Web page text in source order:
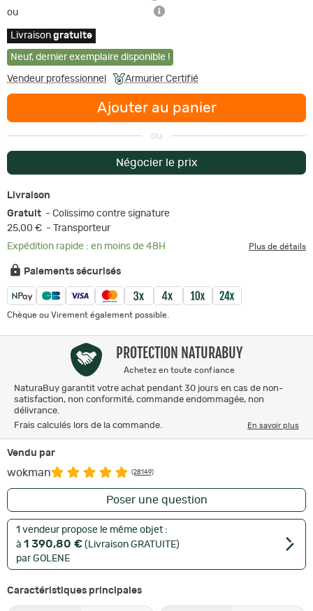
ou
Livraison gratuite
Neuf, dernier exemplaire disponible !
Vendeur professionnel Armurier Certifié
Ajouter au panier
ou
Négocier le prix
Livraison
Gratuit - Colissimo contre signature
25,00 € - Transporteur
Expédition rapide : en moins de 48H
Plus de détails
Paiements sécurisés
Chèque ou Virement également possible.
PROTECTION NATURABUY
Achetez en toute confiance
NaturaBuy garantit votre achat pendant 30 jours en cas de non-
satisfaction, non conformité, commande endommagée, non
délivrance.
Frais calculés lors de la commande.
En savoir plus
Vendu par
wokman (28149)
Poser une question
1 vendeur propose le même objet :
à 1 390,80 € (Livraison GRATUITE)
par GOLENE
Caractéristiques principales